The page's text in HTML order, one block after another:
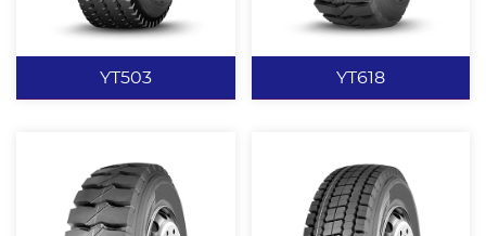
好的驱动、制动性能，良
好的抗撕裂性能及耐磨性
计，超强的载重能力，能
查看更多
动性能。 肩部开放的花纹
设计为车辆提供充足的驱
出。 加深花纹设计，有效
证很好的排石性能，并防
止沟裂。 胎圈加强设计，
载重性能强。
查看更多
YT503
YT503
YT618
YT618